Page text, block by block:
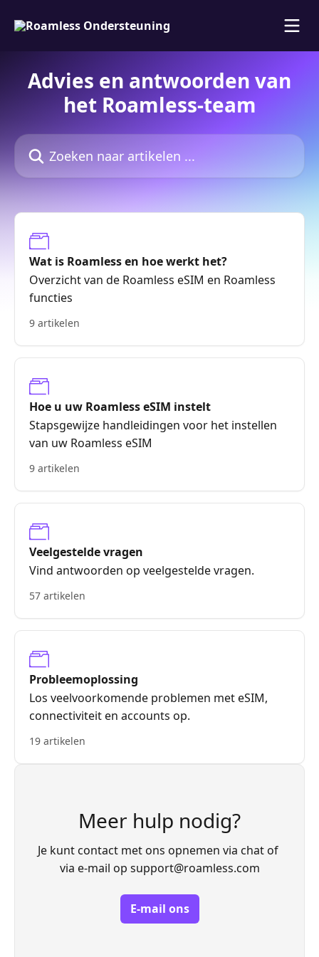
Advies en antwoorden van
het Roamless-team
Zoeken naar artikelen ...
Wat is Roamless en hoe werkt het?
Overzicht van de Roamless eSIM en Roamless
functies
9 artikelen
Hoe u uw Roamless eSIM instelt
Stapsgewijze handleidingen voor het instellen
van uw Roamless eSIM
9 artikelen
Veelgestelde vragen
Vind antwoorden op veelgestelde vragen.
57 artikelen
Probleemoplossing
Los veelvoorkomende problemen met eSIM,
connectiviteit en accounts op.
19 artikelen
Meer hulp nodig?
Je kunt contact met ons opnemen via chat of
via e-mail op support@roamless.com
E-mail ons